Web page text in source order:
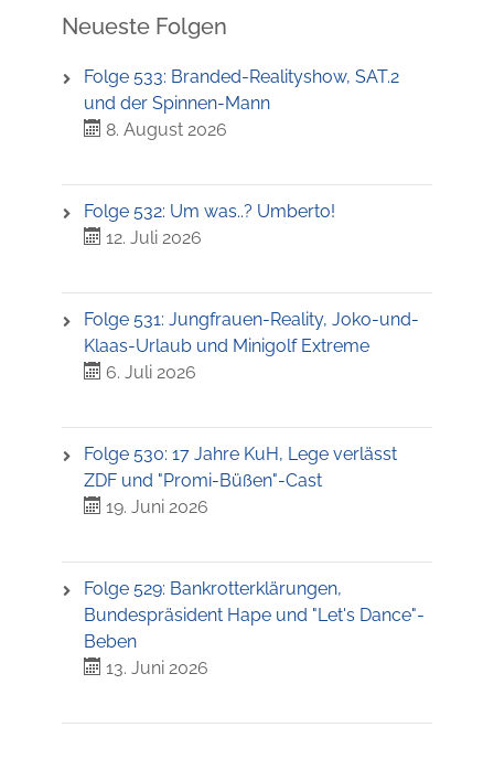
Neueste Folgen
Folge 533: Branded-Realityshow, SAT.2
und der Spinnen-Mann
8. August 2026
Folge 532: Um was..? Umberto!
12. Juli 2026
Folge 531: Jungfrauen-Reality, Joko-und-
Klaas-Urlaub und Minigolf Extreme
6. Juli 2026
Folge 530: 17 Jahre KuH, Lege verlässt
ZDF und "Promi-Büßen"-Cast
19. Juni 2026
Folge 529: Bankrotterklärungen,
Bundespräsident Hape und "Let's Dance"-
Beben
13. Juni 2026